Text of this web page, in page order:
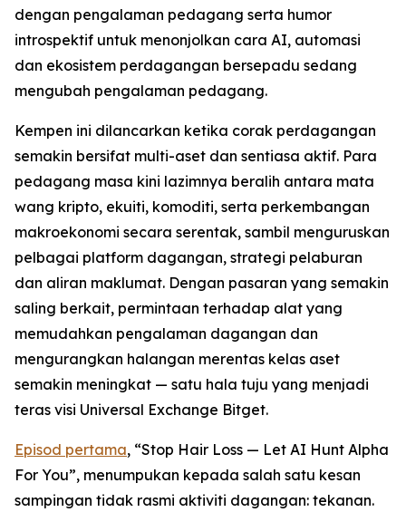
dengan pengalaman pedagang serta humor
introspektif untuk menonjolkan cara AI, automasi
dan ekosistem perdagangan bersepadu sedang
mengubah pengalaman pedagang.
Kempen ini dilancarkan ketika corak perdagangan
semakin bersifat multi-aset dan sentiasa aktif. Para
pedagang masa kini lazimnya beralih antara mata
wang kripto, ekuiti, komoditi, serta perkembangan
makroekonomi secara serentak, sambil menguruskan
pelbagai platform dagangan, strategi pelaburan
dan aliran maklumat. Dengan pasaran yang semakin
saling berkait, permintaan terhadap alat yang
memudahkan pengalaman dagangan dan
mengurangkan halangan merentas kelas aset
semakin meningkat — satu hala tuju yang menjadi
teras visi Universal Exchange Bitget.
Episod pertama, “Stop Hair Loss — Let AI Hunt Alpha
For You”, menumpukan kepada salah satu kesan
sampingan tidak rasmi aktiviti dagangan: tekanan.